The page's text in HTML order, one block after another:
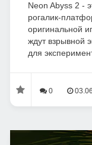
Neon Abyss 2 -
рогалик-
оригинальной
ждут взрывной
для
0